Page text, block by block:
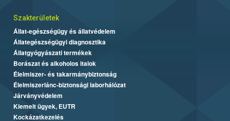
Szakterületek
Állat-egészségügy és állatvédelem
Állategészségügyi diagnosztika
Állatgyógyászati termékek
Borászat és alkoholos italok
Élelmiszer- és takarmánybiztonság
Élelmiszerlánc-biztonsági laborhálózat
Járványvédelem
Kiemelt ügyek, EUTR
Kockázatkezelés